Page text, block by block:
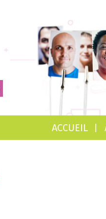
ACCUEIL